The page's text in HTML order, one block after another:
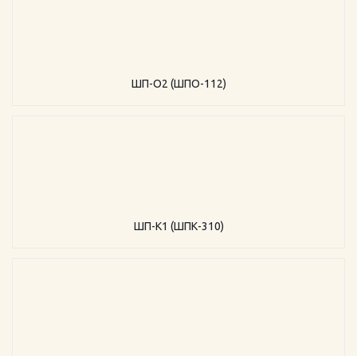
ШП-О2 (ШПО-112)
ШП-К1 (ШПК-310)